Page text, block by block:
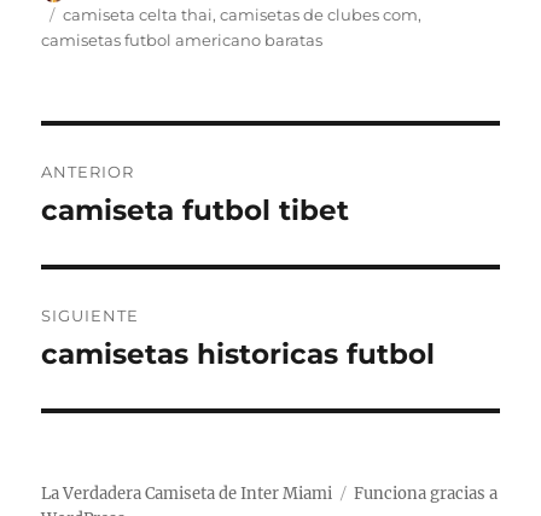
el
Etiquetas
camiseta celta thai,camisetas de clubes com,
camisetas futbol americano baratas
de
ANTERIOR
Entrada
camiseta futbol tibet
SIGUIENTE
Entrada
camisetas historicas futbol
La Verdadera Camiseta de Inter Miami
Funciona gracias a